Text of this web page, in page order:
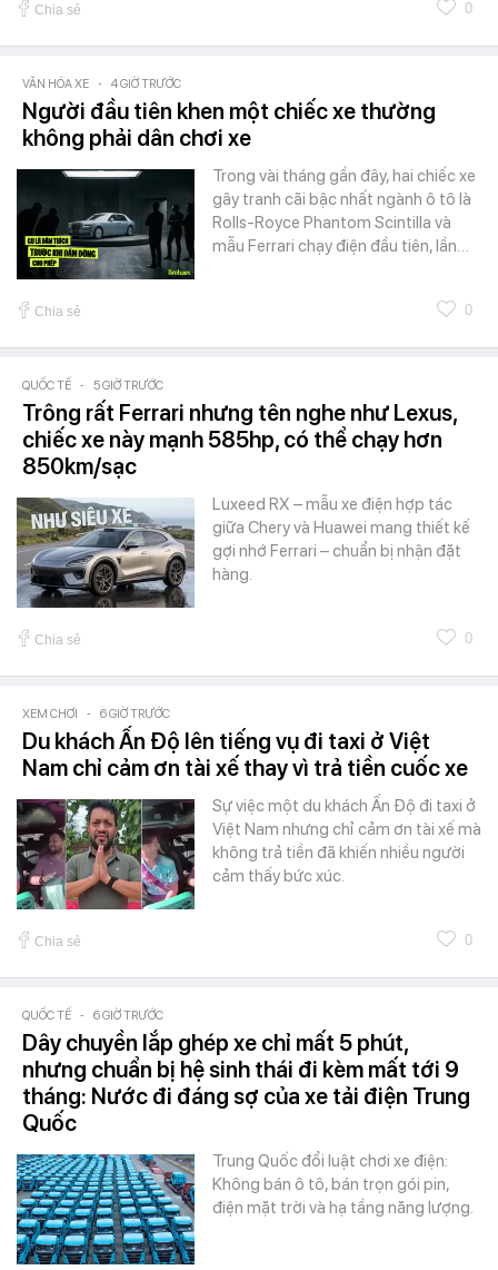
Chia sẻ 0
VĂN HÓA XE - 4 GIỜ TRƯỚC
Người đầu tiên khen một chiếc xe thường
không phải dân chơi xe
Trong vài tháng gần đây, hai chiếc xe
gây tranh cãi bậc nhất ngành ô tô là
Rolls-Royce Phantom Scintilla và
mẫu Ferrari chạy điện đầu tiên, lần…
Chia sẻ 0
QUỐC TẾ - 5 GIỜ TRƯỚC
Trông rất Ferrari nhưng tên nghe như Lexus,
chiếc xe này mạnh 585hp, có thể chạy hơn
850km/sạc
Luxeed RX – mẫu xe điện hợp tác
giữa Chery và Huawei mang thiết kế
gợi nhớ Ferrari – chuẩn bị nhận đặt
hàng.
Chia sẻ 0
XEM CHƠI - 6 GIỜ TRƯỚC
Du khách Ấn Độ lên tiếng vụ đi taxi ở Việt
Nam chỉ cảm ơn tài xế thay vì trả tiền cuốc xe
Sự việc một du khách Ấn Độ đi taxi ở
Việt Nam nhưng chỉ cảm ơn tài xế mà
không trả tiền đã khiến nhiều người
cảm thấy bức xúc.
Chia sẻ 0
QUỐC TẾ - 6 GIỜ TRƯỚC
Dây chuyền lắp ghép xe chỉ mất 5 phút,
nhưng chuẩn bị hệ sinh thái đi kèm mất tới 9
tháng: Nước đi đáng sợ của xe tải điện Trung
Quốc
Trung Quốc đổi luật chơi xe điện:
Không bán ô tô, bán trọn gói pin,
điện mặt trời và hạ tầng năng lượng.